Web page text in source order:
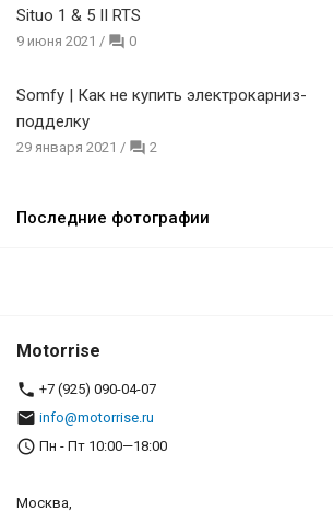
Situo 1 & 5 II RTS
9 июня 2021 / 0
Somfy | Как не купить электрокарниз-
подделку
29 января 2021 / 2
Последние фотографии
Motorrise
+7 (925) 090-04-07
info@motorrise.ru
Пн - Пт 10:00—18:00
Москва,